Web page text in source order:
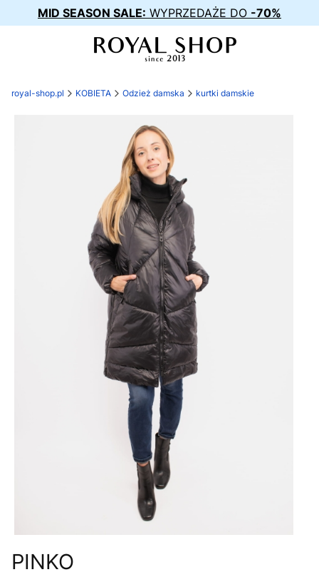
MID SEASON SALE: WYPRZEDAŻE DO -70%
royal-shop.pl KOBIETA Odzież damska kurtki damskie
PINKO